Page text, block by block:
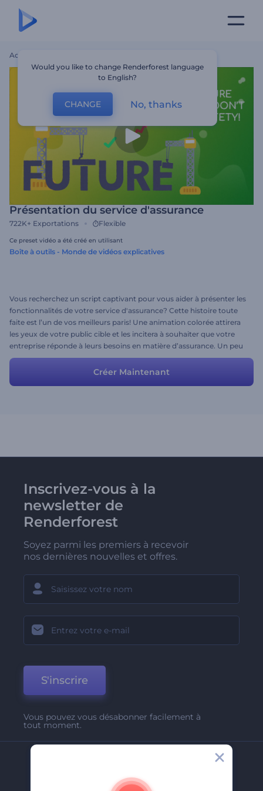
Accueil
Présentation du service d'assurance
722K+ Exportations Flexible
Ce preset vidéo a été créé en utilisant
Boîte à outils - Monde de vidéos explicatives
Vous recherchez un script captivant pour vous aider à présenter les
fonctionnalités de votre service d'assurance? Cette histoire toute
faite est l’un de vos meilleurs paris! Une animation colorée attirera
les yeux de votre public cible et les incitera à souhaiter que votre
entreprise réponde à leurs besoins en matière d’assurance. Un peu
de modification du script et des scènes qui prendront si peu de
votre temps est tout ce dont vous avez besoin pour présenter votre
entreprise!
Créer Maintenant
Inscrivez-vous à la
newsletter de
Renderforest
Soyez parmi les premiers à recevoir
nos dernières nouvelles et offres.
S'inscrire
Vous pouvez vous désabonner facilement à
tout moment.
A Propos De Nous
Would you like to change Renderforest language
to English?
CHANGE No, thanks